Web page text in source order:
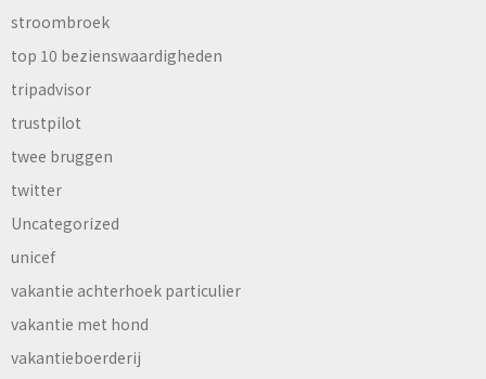
stroombroek
top 10 bezienswaardigheden
tripadvisor
trustpilot
twee bruggen
twitter
Uncategorized
unicef
vakantie achterhoek particulier
vakantie met hond
vakantieboerderij